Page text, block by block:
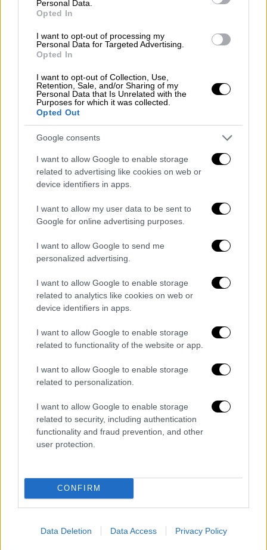
Personal Data.
Opted In
I want to opt-out of processing my
Personal Data for Targeted Advertising.
Opted In
I want to opt-out of Collection, Use,
Retention, Sale, and/or Sharing of my
Personal Data that Is Unrelated with the
Purposes for which it was collected.
Opted Out
Google consents
I want to allow Google to enable storage
related to advertising like cookies on web or
device identifiers in apps.
I want to allow my user data to be sent to
Google for online advertising purposes.
I want to allow Google to send me
personalized advertising.
I want to allow Google to enable storage
related to analytics like cookies on web or
device identifiers in apps.
I want to allow Google to enable storage
related to functionality of the website or app.
I want to allow Google to enable storage
related to personalization.
I want to allow Google to enable storage
related to security, including authentication
functionality and fraud prevention, and other
user protection.
CONFIRM
Data Deletion Data Access Privacy Policy
Η παραγωγή της 3ης σεζόν ξεκίνησε τον
Φεβρουάριο στο Δουβλίνο. Σύμφωνα με το
Variety, στα νέα μέλη του καστ
περιλαμβάνονται η Έβα Γκριν (Eva Green)
στον ρόλο της Θείας Οφηλίας, καθώς και οι
Γουινόνα Ράιντερ (Winona Ryder), Λένα Χίντι
(Lena Headey), 'Αντριου ΜακΚάρθι (Andrew
McCarthy), Τζέιμς Λανς (James Lance), Κρις
Σάραντον (Chris Sarandon), Νόα Τέιλορ
(Noah Taylor), Όσκαρ Μόργκαν (Oscar
Morgan) και Κένεντι Μόγιερ (Kennedy
Μαζί με την Ορτέγκα, την Έμα Μάιερς (Emma
Myers), τον Φρεντ 'Αρμισεν (Fred Armisen)
και τον Ντορομπάντου στη σειρά
Doohan), Τζόι Σάντεϊ (Joy Sunday), Τζόρτζι
Φάρμερ (Georgie Farmer), 'Αιζακ Ορντόνεζ
Ίβι Τέμπλετον (Evie Templeton), Λουίς
Γκούζμαν (Luis Guzman), Κάθριν Ζέτα-
Τζόουνς (Catherine Zeta-Jones) και Τζοάνα
Λάμλεϊ (Joanna Lumley).
Η σειράβασίζεται σε χαρακτήρες που
δημιούργησε ο Τσαρλς 'Ανταμς (Charles
Addams). Οι 'Αλ Γκάφ (Alfred Gough) και
Μάιλς Μίλαρ (Miles Millar) εκτελούν χρέη
Burton) είναι στο σκηνοθετικό τιμόνι, με
τους τρεις τους να έχουν και τον ρόλο του
παραγωγής είναι η MGM Television.